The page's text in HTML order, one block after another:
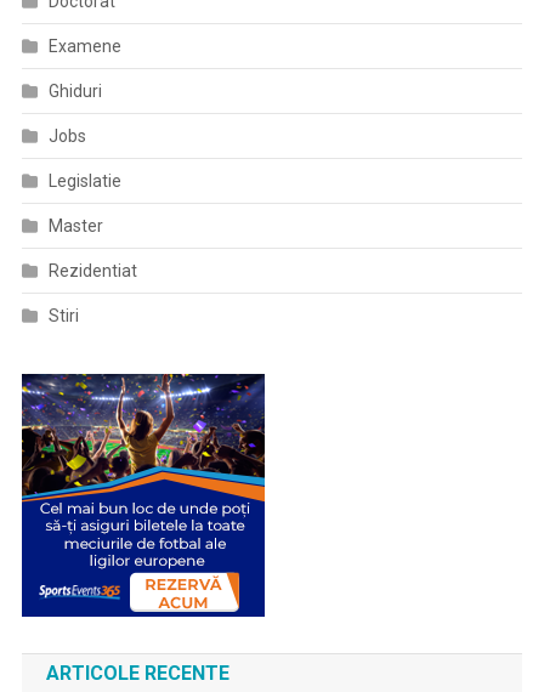
Examene
Ghiduri
Jobs
Legislatie
Master
Rezidentiat
Stiri
ARTICOLE RECENTE